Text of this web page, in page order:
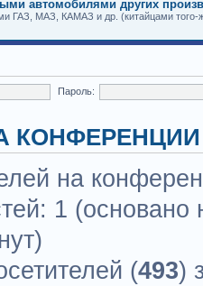
автомобилями других
ГАЗ, МАЗ, КАМАЗ и др. (китайцами того-
Пароль:
КОНФЕРЕНЦИИ
на
1 (основано
(493)